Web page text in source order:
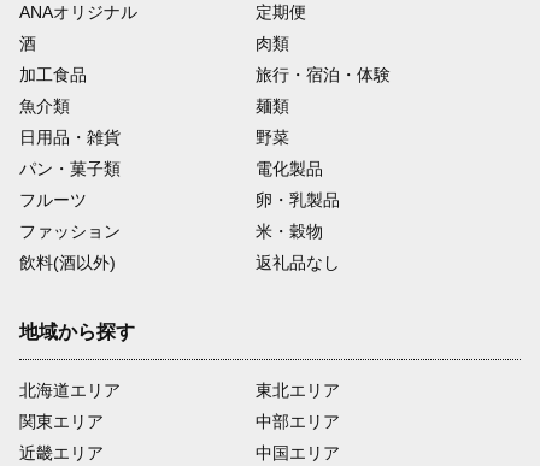
ANAオリジナル
定期便
酒
肉類
加工食品
旅行・宿泊・体験
魚介類
麺類
日用品・雑貨
野菜
パン・菓子類
電化製品
フルーツ
卵・乳製品
ファッション
米・穀物
飲料(酒以外)
返礼品なし
地域から探す
北海道エリア
関東エリア
近畿エリア
東北エリア
中部エリア
中国エリア